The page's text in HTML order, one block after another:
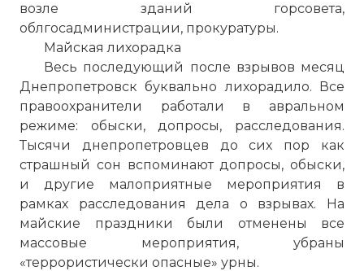
возле зданий горсовета,
облгосадминистрации, прокуратуры.
Майская лихорадка
Весь последующий после взрывов месяц
Днепропетровск буквально лихорадило. Все
правоохранители работали в авральном
режиме: обыски, допросы, расследования.
Тысячи днепропетровцев до сих пор как
страшный сон вспоминают допросы, обыски,
и другие малоприятные мероприятия в
рамках расследования дела о взрывах. На
майские праздники были отменены все
массовые мероприятия, убраны
«террористически опасные» урны.